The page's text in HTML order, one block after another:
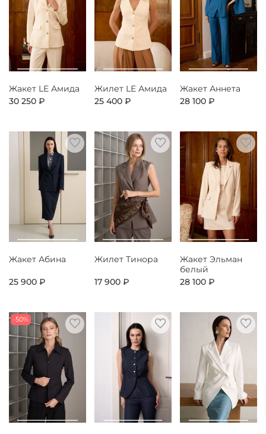
Жакет LE Амида
30 250 ₽
Жилет LE Амида
25 400 ₽
Жакет Аннета
28 100 ₽
Жакет Абина
25 900 ₽
Жилет Тинора
17 900 ₽
Жакет Эльман
белый
28 100 ₽
-50%